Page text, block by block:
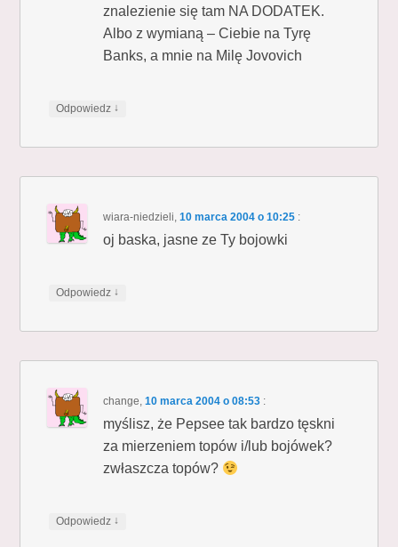
znalezienie się tam NA DODATEK.
Albo z wymianą – Ciebie na Tyrę
Banks, a mnie na Milę Jovovich
Odpowiedz ↓
wiara-niedzieli,10 marca 2004 o 10:25 :
oj baska, jasne ze Ty bojowki
Odpowiedz ↓
change,10 marca 2004 o 08:53 :
myślisz, że Pepsee tak bardzo tęskni
za mierzeniem topów i/lub bojówek?
zwłaszcza topów?
Odpowiedz ↓